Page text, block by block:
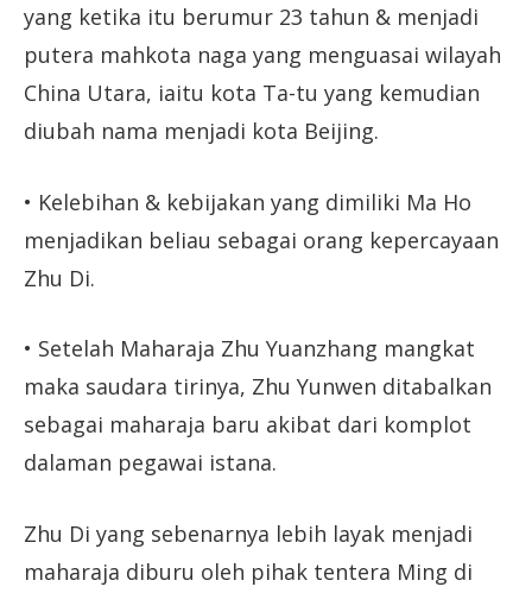
yang ketika itu berumur 23 tahun & menjadi
putera mahkota naga yang menguasai wilayah
China Utara, iaitu kota Ta-tu yang kemudian
diubah nama menjadi kota Beijing.
• Kelebihan & kebijakan yang dimiliki Ma Ho
menjadikan beliau sebagai orang kepercayaan
Zhu Di.
• Setelah Maharaja Zhu Yuanzhang mangkat
maka saudara tirinya, Zhu Yunwen ditabalkan
sebagai maharaja baru akibat dari komplot
dalaman pegawai istana.
Zhu Di yang sebenarnya lebih layak menjadi
maharaja diburu oleh pihak tentera Ming di